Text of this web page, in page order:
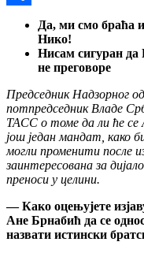
Да, ми смо браћа
Нико!
Нисам сигуран да
не преговоре
Председник Надзорног
потпредседник Владе
ТАСС о томе да ли ће се
још један мандат, како
могли променити после
заинтересована за
преноси у целини.
— Како оцењујете
Ане Брнабић да се
назвати истински